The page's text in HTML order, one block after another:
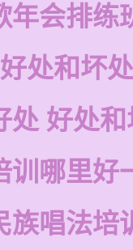
年会排练
处和坏处
处 好处
训哪里好
族唱法培